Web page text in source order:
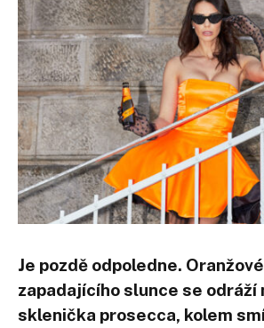
Je pozdě odpoledne.
zapadajícího slunce se odráží
sklenička prosecca, kolem